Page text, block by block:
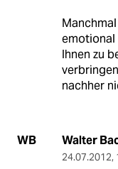
emotional
Ihnen zu
nachher
WB Walter
24.07.2012,